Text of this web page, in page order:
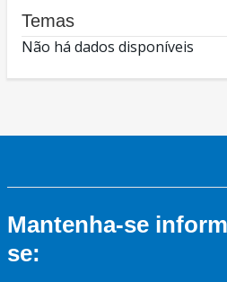
Temas
Não há dados disponíveis
Mantenha-se
se: